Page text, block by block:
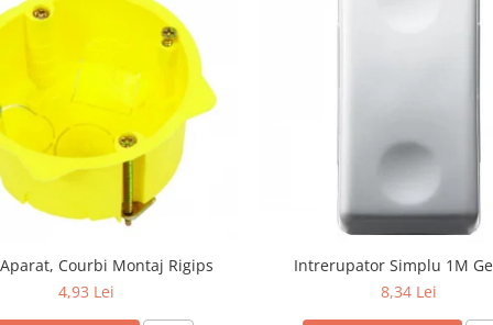
Courbi Montaj Rigips
4,93 Lei
Intrerupator Simplu 1M
8,34 Lei